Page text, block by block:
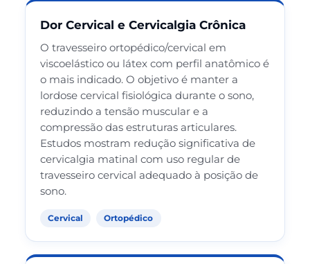
Dor Cervical e Cervicalgia Crônica
O travesseiro ortopédico/cervical em
viscoelástico ou látex com perfil anatômico é
o mais indicado. O objetivo é manter a
lordose cervical fisiológica durante o sono,
reduzindo a tensão muscular e a
compressão das estruturas articulares.
Estudos mostram redução significativa de
cervicalgia matinal com uso regular de
travesseiro cervical adequado à posição de
sono.
Cervical Ortopédico